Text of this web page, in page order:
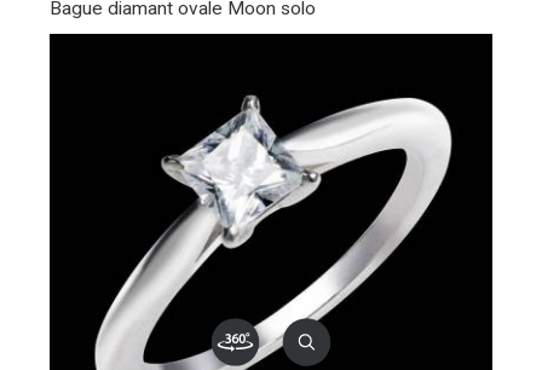
Bague diamant ovale Moon solo